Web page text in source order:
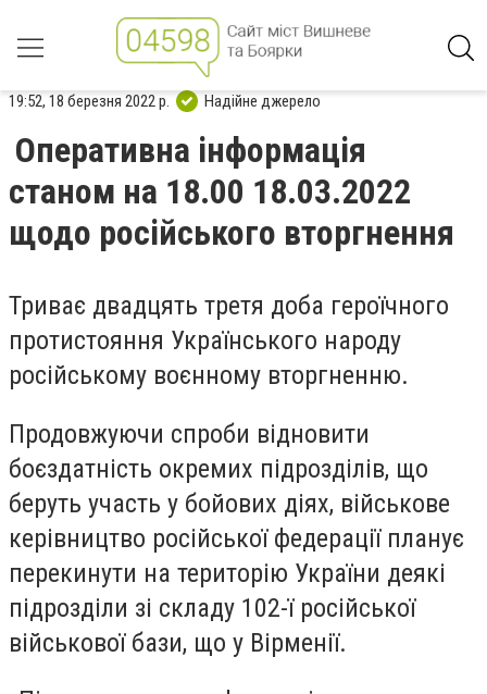
19:52, 18 березня 2022 р. Надійне джерело
Оперативна інформація
станом на 18.00 18.03.2022
щодо російського вторгнення
Триває двадцять третя доба героїчного
протистояння Українського народу
російському воєнному вторгненню.
Продовжуючи спроби відновити
боєздатність окремих підрозділів, що
беруть участь у бойових діях, військове
керівництво російської федерації планує
перекинути на територію України деякі
підрозділи зі складу 102-ї російської
військової бази, що у Вірменії.